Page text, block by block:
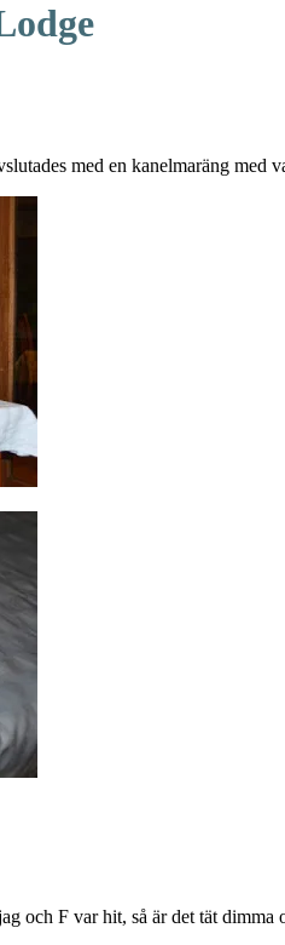
med en kanelmaräng med
och F var hit, så är det tät